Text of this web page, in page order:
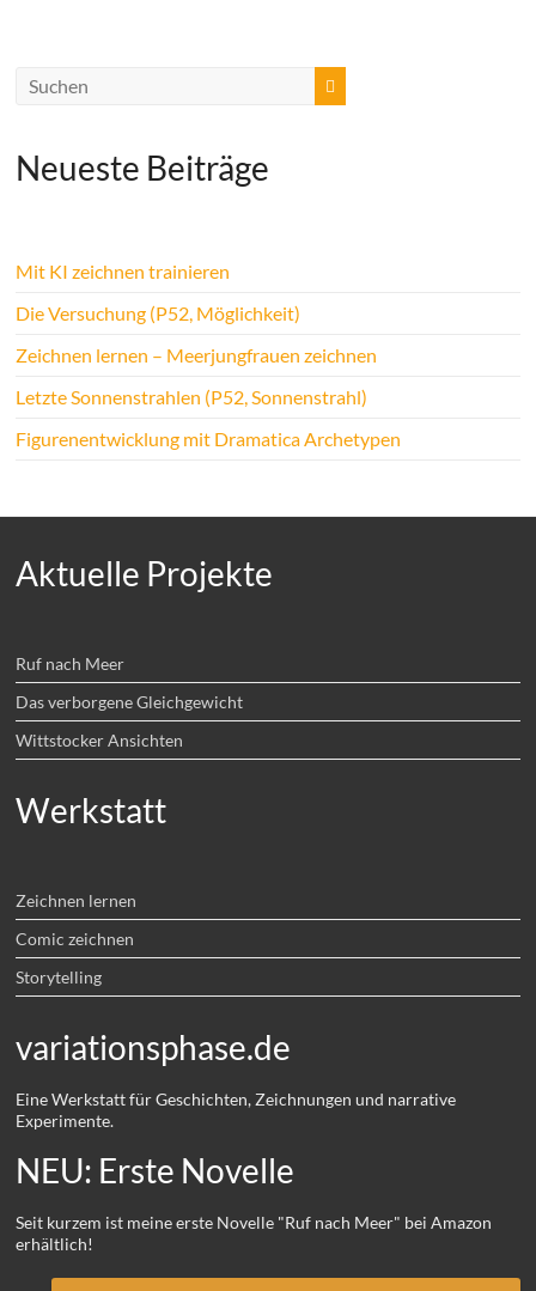
Neueste Beiträge
Mit KI zeichnen trainieren
Die Versuchung (P52, Möglichkeit)
Zeichnen lernen – Meerjungfrauen zeichnen
Letzte Sonnenstrahlen (P52, Sonnenstrahl)
Figurenentwicklung mit Dramatica Archetypen
Aktuelle Projekte
Ruf nach Meer
Das verborgene Gleichgewicht
Wittstocker Ansichten
Werkstatt
Zeichnen lernen
Comic zeichnen
Storytelling
variationsphase.de
Eine Werkstatt für Geschichten, Zeichnungen und narrative
Experimente.
NEU: Erste Novelle
Seit kurzem ist meine erste Novelle "Ruf nach Meer" bei Amazon
erhältlich!